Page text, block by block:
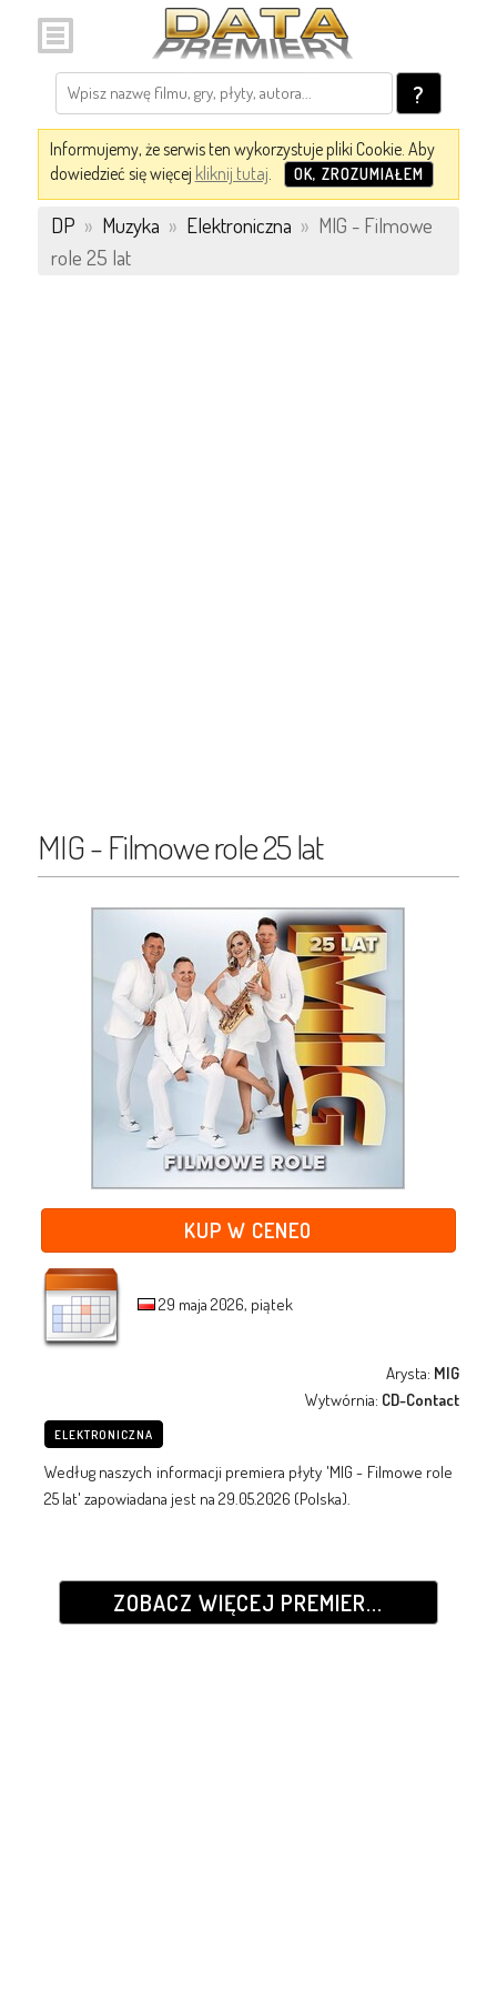
?
Informujemy, że serwis ten wykorzystuje pliki Cookie. Aby
dowiedzieć się więcej kliknij tutaj. OK, ZROZUMIAŁEM
DP » Muzyka » Elektroniczna » MIG - Filmowe
role 25 lat
MIG - Filmowe role 25 lat
KUP W CENEO
29 maja 2026, piątek
Arysta: MIG
Wytwórnia: CD-Contact
ELEKTRONICZNA
Według naszych informacji premiera płyty 'MIG - Filmowe role
25 lat' zapowiadana jest na 29.05.2026 (Polska).
ZOBACZ WIĘCEJ PREMIER...